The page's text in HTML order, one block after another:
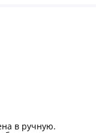
в ручную.